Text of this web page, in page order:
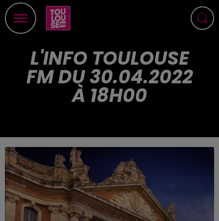
L'INFO TOULOUSE
FM DU 30.04.2022
À 18H00